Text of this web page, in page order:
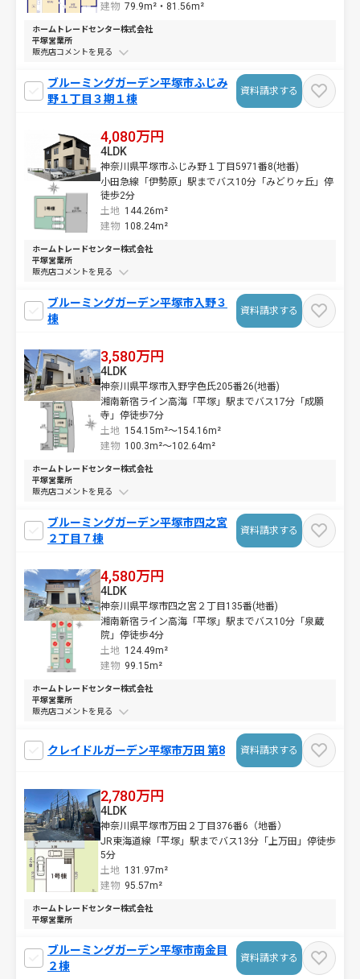
建物 79.9m²・ 81.56m²
ホームトレードセンター株式会社
平塚営業所
販売店コメントを
ブルーミングガーデン平塚市ふじみ
野１丁目３期１棟
資料請求する
4,080万円
神奈川県平塚市ふじみ野１丁目5971番8(地番)
小田急線「伊勢原」駅までバス10分「みどりヶ丘」停
徒歩2分
土地 144.26m²
4LDK
建物 108.24m²
ホームトレードセンター株式会社
平塚営業所
販売店コメントを
ブルーミングガーデン平塚市入野３
棟
資料請求する
3,580万円
神奈川県平塚市入野字色氏205番26(地番)
湘南新宿ライン高海「平塚」駅までバス17分「成願
寺」停徒歩7分
土地 154.15m²～154.16m²
4LDK
建物 100.3m²～102.64m²
ホームトレードセンター株式会社
平塚営業所
販売店コメントを
ブルーミングガーデン平塚市四之宮
２丁目７棟
資料請求する
4,580万円
神奈川県平塚市四之宮２丁目135番(地番)
湘南新宿ライン高海「平塚」駅までバス10分「泉蔵
院」停徒歩4分
土地 124.49m²
4LDK
建物 99.15m²
ホームトレードセンター株式会社
平塚営業所
販売店コメントを
クレイドルガーデン平塚市万田 第8 資料請求する
2,780万円
神奈川県平塚市万田２丁目376番6（地番）
JR東海道線「平塚」駅までバス13分「上万田」停徒歩
5分
土地 131.97m²
4LDK
建物 95.57m²
ホームトレードセンター株式会社
平塚営業所
ブルーミングガーデン平塚市南金目
２棟
資料請求する